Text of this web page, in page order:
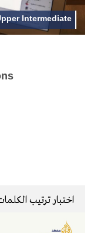
Intermediate
اختبار ترتيب